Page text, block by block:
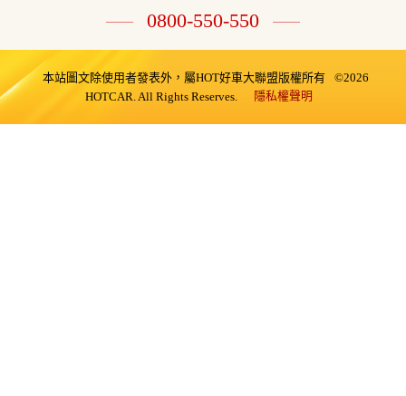
0800-550-550
本站圖文除使用者發表外，屬HOT好車大聯盟版權所有
©2026
HOTCAR. All Rights Reserves.
隱私權聲明